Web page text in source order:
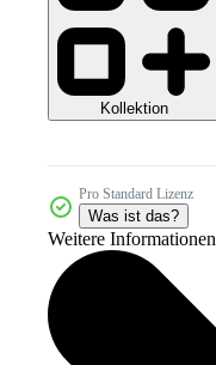
Kollektion
Pro Standard Lizenz
Was ist das?
Weitere Informationen